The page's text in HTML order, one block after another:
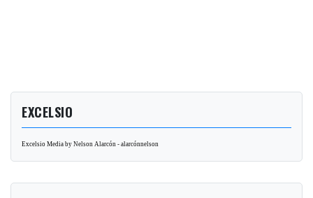
EXCELSIO
Excelsio Media by Nelson Alarcón - alarcónnelson